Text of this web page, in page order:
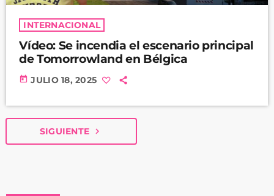
INTERNACIONAL
Vídeo: Se incendia el escenario principal
de Tomorrowland en Bélgica
today JULIO 18, 2025
SIGUIENTE navigate_next